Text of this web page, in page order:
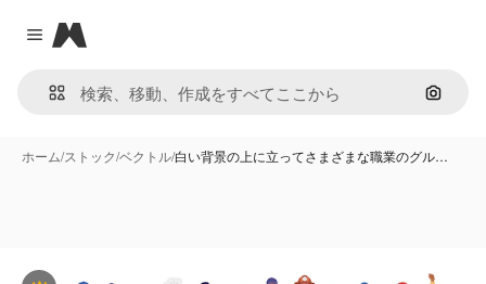
Close menu
Magnific
画像で
ホーム/ストック/ベクトル/白い背景の上に立ってさまざまな職業のグル…